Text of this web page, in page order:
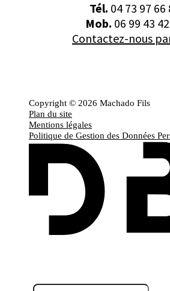
Tél. 04 73 97 66
Mob. 06 99 43
Contactez-nous
Copyright © 2026 Machado Fils
Plan du site
Mentions légales
Politique de Gestion des Données